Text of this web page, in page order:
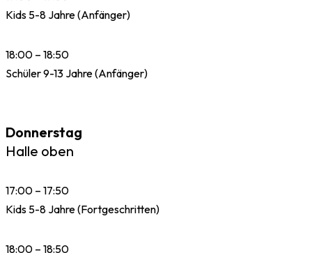
Kids 5-8 Jahre (Anfänger)
18:00 – 18:50
Schüler 9-13 Jahre (Anfänger)
Donnerstag
Halle oben
17:00 – 17:50
Kids 5-8 Jahre (Fortgeschritten)
18:00 – 18:50